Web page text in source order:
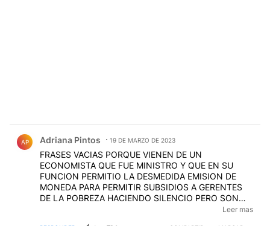
AP Adriana Pintos 19 DE MARZO DE 2023
FRASES VACIAS PORQUE VIENEN DE UN
ECONOMISTA QUE FUE MINISTRO Y QUE EN SU
FUNCION PERMITIO LA DESMEDIDA EMISION DE
MONEDA PARA PERMITIR SUBSIDIOS A GERENTES
DE LA POBREZA HACIENDO SILENCIO PERO SON
VACIAS DE CONTENIDO PORQUE SI SE TOMARAN
Leer mas